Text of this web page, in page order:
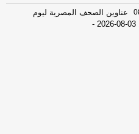
عناوين الصحف المصرية ليوم
-